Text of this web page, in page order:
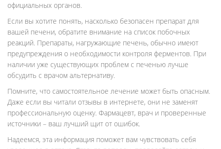
официальных органов.
Если вы хотите понять, насколько безопасен препарат для
вашей печени, обратите внимание на список побочных
реакций. Препараты, нагружающие печень, обычно имеют
предупреждения о необходимости контроля ферментов. При
наличии уже существующих проблем с печенью лучше
обсудить с врачом альтернативу.
Помните, что самостоятельное лечение может быть опасным.
Даже если вы читали отзывы в интернете, они не заменят
профессиональную оценку. Фармацевт, врач и проверенные
источники – ваш лучший щит от ошибок.
Надеемся, эта информация поможет вам чувствовать себя